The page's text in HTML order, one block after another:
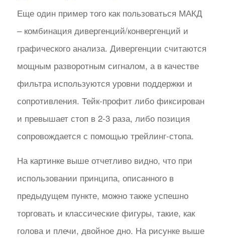
Еще один пример того как пользоваться МАКД
– комбинация дивергенций/конвергенций и
графического анализа. Дивергенции считаются
мощным разворотным сигналом, а в качестве
фильтра используются уровни поддержки и
сопротивления. Тейк-профит либо фиксирован
и превышает стоп в 2-3 раза, либо позиция
сопровождается с помощью трейлинг-стопа.
На картинке выше отчетливо видно, что при
использовании принципа, описанного в
предыдущем пункте, можно также успешно
торговать и классические фигуры, такие, как
голова и плечи, двойное дно. На рисунке выше